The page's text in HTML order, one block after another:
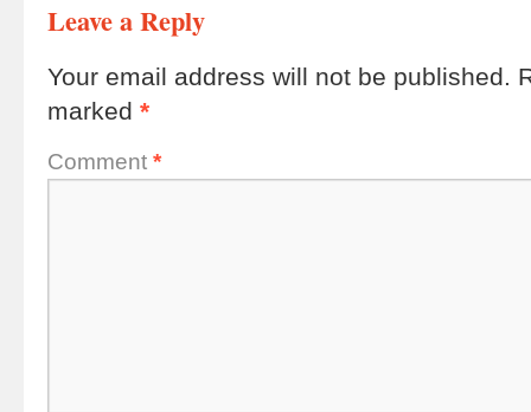
Leave a Reply
Your email address will not be published.
marked *
Comment *